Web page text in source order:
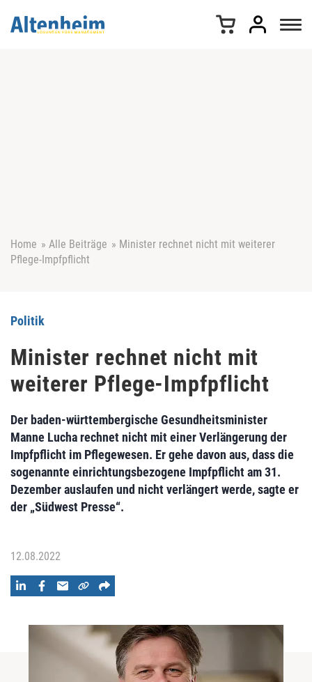
Home » Alle Beiträge » Minister rechnet nicht mit weiterer
Pflege-Impfpflicht
Politik
Minister rechnet nicht mit
weiterer Pflege-Impfpflicht
Der baden-württembergische Gesundheitsminister
Manne Lucha rechnet nicht mit einer Verlängerung der
Impfpflicht im Pflegewesen. Er gehe davon aus, dass die
sogenannte einrichtungsbezogene Impfpflicht am 31.
Dezember auslaufen und nicht verlängert werde, sagte er
der „Südwest Presse“.
12.08.2022